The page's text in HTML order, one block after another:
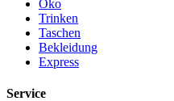
Öko
Trinken
Taschen
Bekleidung
Express
Service